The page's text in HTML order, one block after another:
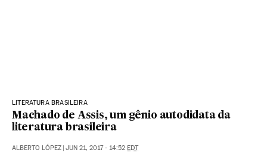
LITERATURA BRASILEIRA
Machado de Assis, um gênio autodidata da
literatura brasileira
ALBERTO LÓPEZ | JUN 21, 2017 - 14:52 EDT